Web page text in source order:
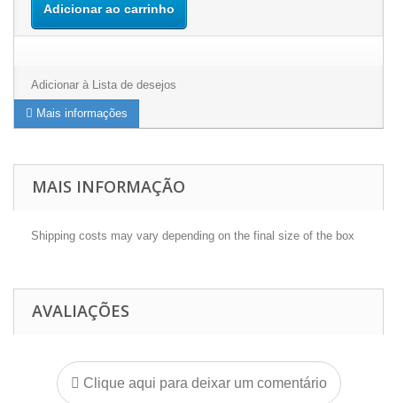
Adicionar ao carrinho
Adicionar à Lista de desejos
Mais informações
MAIS INFORMAÇÃO
Shipping costs may vary depending on the final size of the box
AVALIAÇÕES
Clique aqui para deixar um comentário